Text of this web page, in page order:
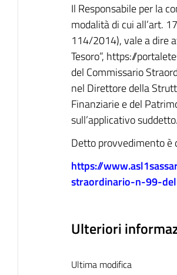
Il Responsabile per la
modalità di cui all’art.
114/2014), vale a dire
Tesoro”, https://
del Commissario
nel Direttore della
Finanziarie e del
sull’applicativo suddetto.
Detto provvedimento è
https://
straordinario-n-99-
Ulteriori
Ultima modifica